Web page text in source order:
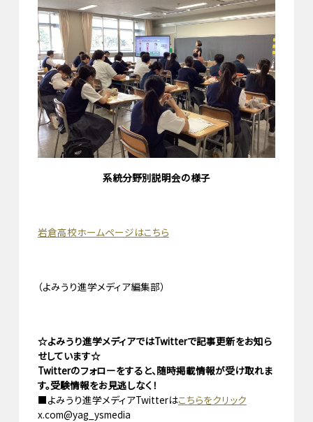
系統分野別説明会の様子
岩倉高校ホームページはこちら
（よみうり進学メディア編集部）
☆よみうり進学メディアではTwitterで記事更新をお知ら
せしています☆
Twitterのフォローをすると、随時掲載情報が受け取れま
す。受験情報をお見逃しなく！
■よみうり進学メディアTwitterはこちらをクリック
x.com@yag_ysmedia